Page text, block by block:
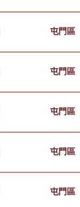
屯門區
屯門區
屯門區
屯門區
屯門區